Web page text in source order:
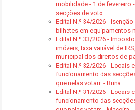
mobilidade - 1 de fevereiro
secções de voto
Edital N.º 34/2026 -
bilhetes em equipamentos
Edital N.º 33/2026 -
imóveis, taxa variável de
municipal dos direitos de
Edital N.º 32/2026 - Locais
funcionamento das
que nelas votam - Runa
Edital N.º 31/2026 - Locais
funcionamento das